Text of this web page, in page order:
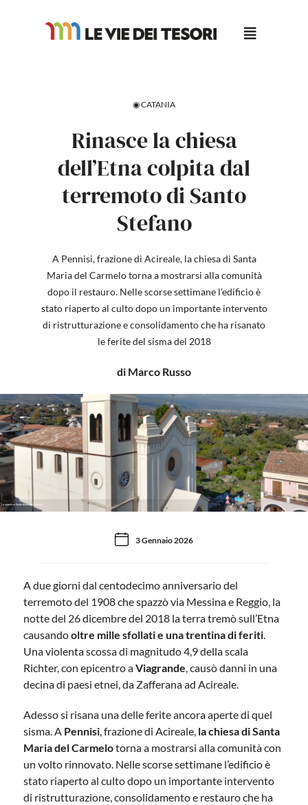
◉ CATANIA
Rinasce la chiesa
dell’Etna colpita dal
terremoto di Santo
Stefano
A Pennisi, frazione di Acireale, la chiesa di Santa
Maria del Carmelo torna a mostrarsi alla comunità
dopo il restauro. Nelle scorse settimane l’edificio è
stato riaperto al culto dopo un importante intervento
di ristrutturazione e consolidamento che ha risanato
le ferite del sisma del 2018
di Marco Russo
La chiesa di Santa Maria del Carmelo
3 Gennaio 2026
A due giorni dal centodecimo anniversario del
terremoto del 1908 che spazzò via Messina e Reggio, la
notte del 26 dicembre del 2018 la terra tremò sull’Etna
causandooltre mille sfollati e una trentina di feriti.
Una violenta scossa di magnitudo 4,9 della scala
Richter, con epicentro aViagrande, causò danni in una
decina di paesi etnei, da Zafferana ad Acireale.
Adesso si risana una delle ferite ancora aperte di quel
sisma. A Pennisi, frazione di Acireale, la chiesa di Santa
Maria del Carmelotorna a mostrarsi alla comunità con
un volto rinnovato. Nelle scorse settimane l’edificio è
stato riaperto al culto dopo un importante intervento
di ristrutturazione, consolidamento e restauro che ha